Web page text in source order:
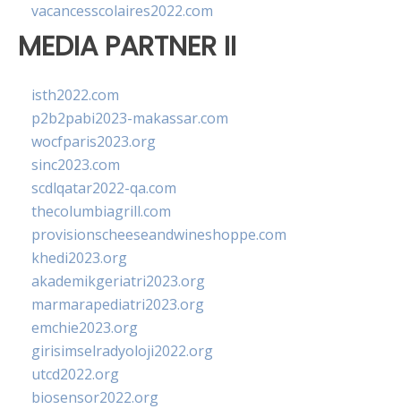
vacancesscolaires2022.com
MEDIA PARTNER II
isth2022.com
p2b2pabi2023-makassar.com
wocfparis2023.org
sinc2023.com
scdlqatar2022-qa.com
thecolumbiagrill.com
provisionscheeseandwineshoppe.com
khedi2023.org
akademikgeriatri2023.org
marmarapediatri2023.org
emchie2023.org
girisimselradyoloji2022.org
utcd2022.org
biosensor2022.org